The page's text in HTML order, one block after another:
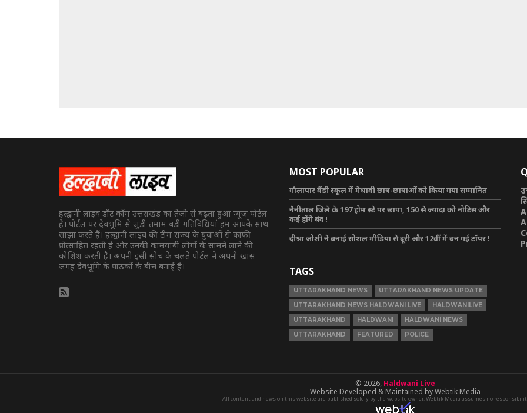
हल्द्वानी लाइव डॉट कॉम उत्तराखंड का तेजी से बढ़ता हुआ न्यूज पोर्टल
है। पोर्टल पर देवभूमि से जुड़ी तमाम बड़ी गतिविधियां हम आपके साथ
साझा करते हैं। हल्द्वानी लाइव की टीम राज्य के युवाओं से काफी
प्रोत्साहित रहती है और उनकी कामयाबी लोगों के सामने लाने की
कोशिश करती है। अपनी इसी सोच के चलते पोर्टल ने अपनी खास
जगह देवभूमि के पाठकों के बीच बनाई है।
MOST POPULAR
गौलापार वैंडी स्कूल में मेधावी छात्र-छात्राओं को किया गया सम्मानित
नैनीताल जिले के 197 होम स्टे पर छापा, 150 से ज्यादा को नोटिस और
कई होंगे बंद !
दीश्रा जोशी ने बनाई सोशल मीडिया से दूरी और 12वीं में बन गई टॉपर !
TAGS
UTTARAKHAND NEWS
UTTARAKHAND NEWS UPDATE
UTTARAKHAND NEWS HALDWANI LIVE
HALDWANILIVE
UTTARAKHAND
HALDWANI
HALDWANI NEWS
UTTARAKHAND
FEATURED POLICE
© 2026, Haldwani Live
Website Developed & Maintained by Webtik Media
All content and news on this website are published solely by the website owner. Webtik Media assumes no